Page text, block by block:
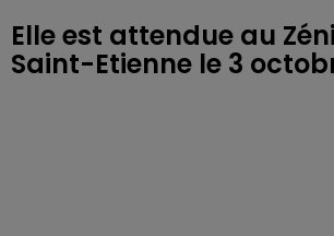
Elle est attendue au
Saint-Etienne le 3